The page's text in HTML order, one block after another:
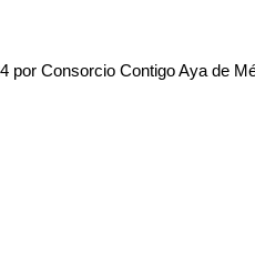
por Consorcio Contigo Aya de